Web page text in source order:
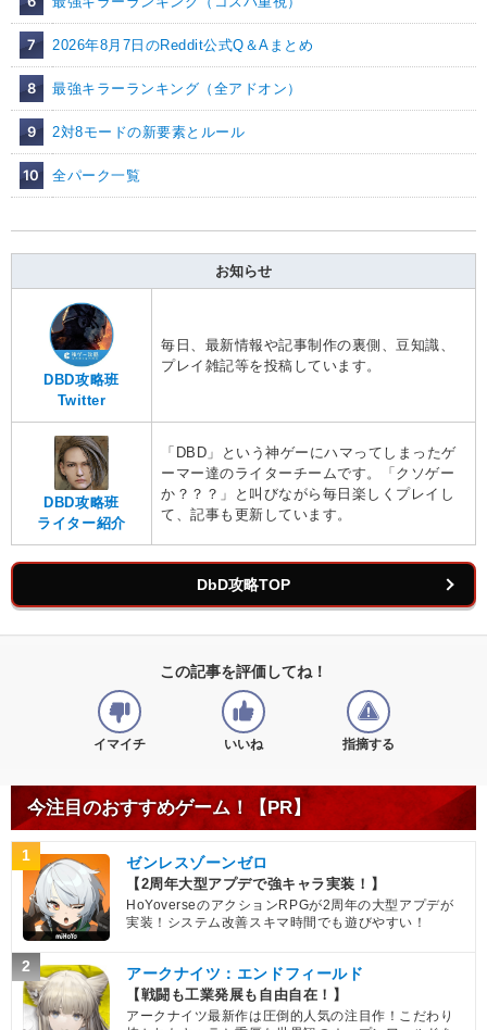
7 2026年8月7日のReddit公式Q＆Aまとめ
8 最強キラーランキング（全アドオン）
9 2対8モードの新要素とルール
10 全パーク一覧
お知らせ
DBD攻略班
Twitter
毎日、最新情報や記事制作の裏側、豆知識、
プレイ雑記等を投稿しています。
DBD攻略班
ライター紹介
「DBD」という神ゲーにハマってしまったゲ
ーマー達のライターチームです。「クソゲー
か？？？」と叫びながら毎日楽しくプレイし
て、記事も更新しています。
DbD攻略TOP
この記事を評価してね！
イマイチ いいね 指摘する
今注目のおすすめゲーム！【PR】
1 ゼンレスゾーンゼロ
【2周年大型アプデで強キャラ実装！】
HoYoverseのアクションRPGが2周年の大型アプデが
実装！システム改善スキマ時間でも遊びやすい！
2 アークナイツ：エンドフィールド
【戦闘も工業発展も自由自在！】
アークナイツ最新作は圧倒的人気の注目作！こだわり